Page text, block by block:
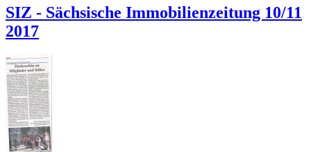
SIZ - Sächsische Immobilienzeitung 10/11
2017